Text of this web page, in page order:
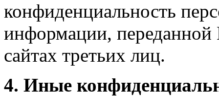
конфиденциальность
информации, переданной
сайтах третьих лиц.
4. Иные